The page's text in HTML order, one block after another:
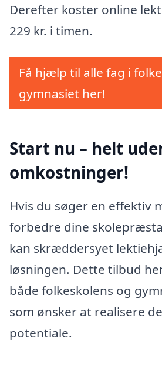
Derefter koster online
229 kr. i timen.
Få hjælp til alle fag i
gymnasiet her!
Start nu – helt
omkostninger!
Hvis du søger en effektiv
forbedre dine
kan skræddersyet
løsningen. Dette tilbud
både folkeskolens og
som ønsker at realisere
potentiale.